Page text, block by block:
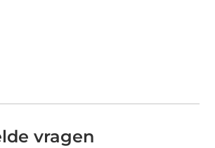
vragen